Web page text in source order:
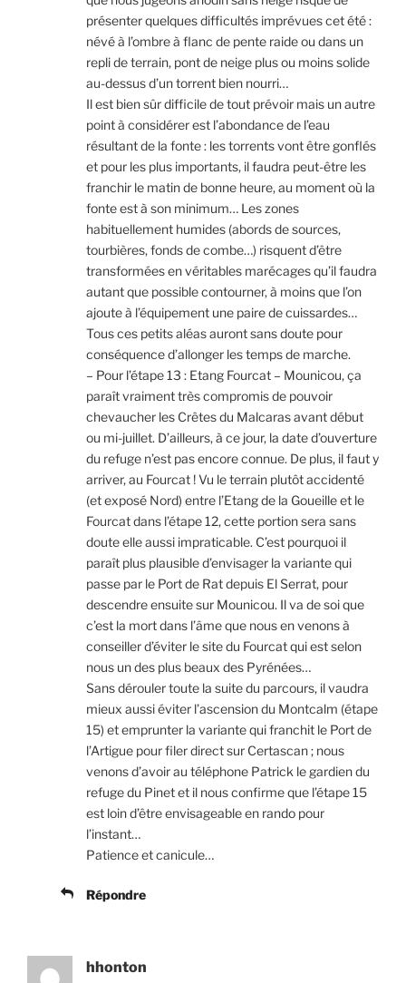
présenter quelques difficultés imprévues cet été :
névé à l’ombre à flanc de pente raide ou dans un
repli de terrain, pont de neige plus ou moins solide
au-dessus d’un torrent bien nourri…
Il est bien sûr difficile de tout prévoir mais un autre
point à considérer est l’abondance de l’eau
résultant de la fonte : les torrents vont être gonflés
et pour les plus importants, il faudra peut-être les
franchir le matin de bonne heure, au moment où la
fonte est à son minimum… Les zones
habituellement humides (abords de sources,
tourbières, fonds de combe…) risquent d’être
transformées en véritables marécages qu’il faudra
autant que possible contourner, à moins que l’on
ajoute à l’équipement une paire de cuissardes…
Tous ces petits aléas auront sans doute pour
conséquence d’allonger les temps de marche.
– Pour l’étape 13 : Etang Fourcat – Mounicou, ça
paraît vraiment très compromis de pouvoir
chevaucher les Crêtes du Malcaras avant début
ou mi-juillet. D’ailleurs, à ce jour, la date d’ouverture
du refuge n’est pas encore connue. De plus, il faut y
arriver, au Fourcat ! Vu le terrain plutôt accidenté
(et exposé Nord) entre l’Etang de la Goueille et le
Fourcat dans l’étape 12, cette portion sera sans
doute elle aussi impraticable. C’est pourquoi il
paraît plus plausible d’envisager la variante qui
passe par le Port de Rat depuis El Serrat, pour
descendre ensuite sur Mounicou. Il va de soi que
c’est la mort dans l’âme que nous en venons à
conseiller d’éviter le site du Fourcat qui est selon
nous un des plus beaux des Pyrénées…
Sans dérouler toute la suite du parcours, il vaudra
mieux aussi éviter l’ascension du Montcalm (étape
15) et emprunter la variante qui franchit le Port de
l’Artigue pour filer direct sur Certascan ; nous
venons d’avoir au téléphone Patrick le gardien du
refuge du Pinet et il nous confirme que l’étape 15
est loin d’être envisageable en rando pour
l’instant…
Patience et canicule…
Répondre
hhonton